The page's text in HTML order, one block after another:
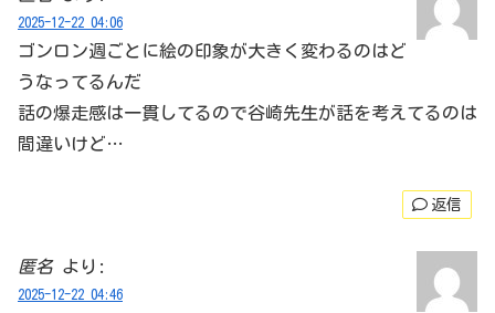
2025-12-22 04:06
ゴンロン週ごとに絵の印象が大きく変わるのはど
うなってるんだ
話の爆走感は一貫してるので谷崎先生が話を考えてるのは
間違いけど…
返信
匿名 より:
2025-12-22 04:46